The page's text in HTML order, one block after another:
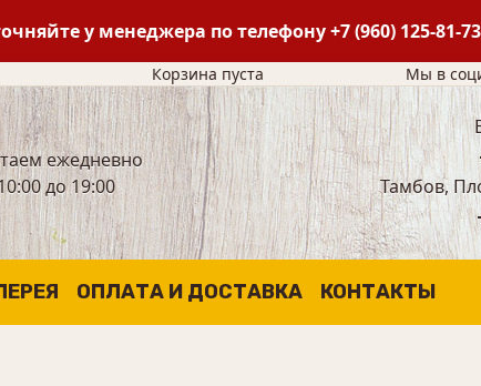
у менеджера по телефону+7 (960) 125-81-73
Корзина пуста Мы в
ежедневно
до 19:00
Тамбов,
ОПЛАТА И ДОСТАВКА КОНТАКТЫ